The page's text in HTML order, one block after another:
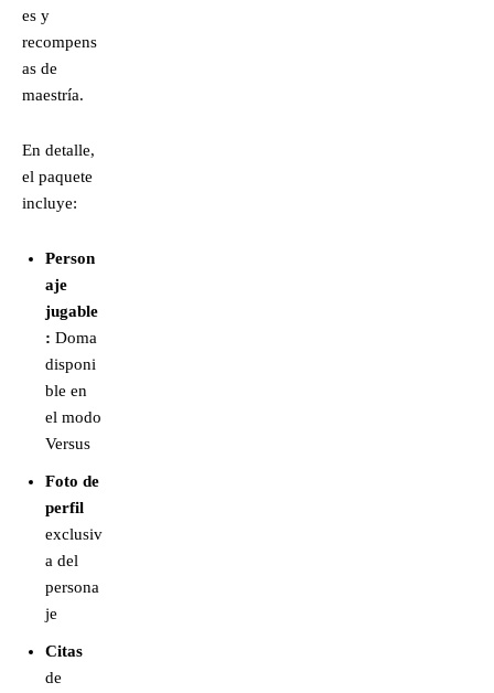
es y
recompens
as de
maestría.
En detalle,
el paquete
incluye:
Person
aje
jugable
: Doma
disponi
ble en
el modo
Versus
Foto de
perfil
exclusiv
a del
persona
je
Citas
de